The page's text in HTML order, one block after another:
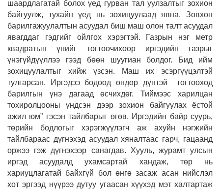
шаардлагатай болох үед гурван тал уулзалтыг зохион
байгуулж, тухайн үед нь зохицуулаад явна. Зөвхөн
барилгажуулалтын асуудал биш маш олон талт асуудал
явагддаг гэдгийг ойлгох хэрэгтэй. Газрын нэг метр
квадратын үнийг тогтоочихоор иргэдийн газрыг
үнэгүйдүүллээ гээд бөөн шуугиан болдог. Бид ийм
зохицуулалтыг хийж үзсэн. Маш их эсэргүүцэлтэй
тулгарсан. Иргэдээ бодоод өндөр дүнтэй тогтооход
барилгын үнэ дагаад өсчихдөг. Тиймээс харилцан
тохиролцооны үндсэн дээр зохион байгуулах ёстой
ажил юм” гэсэн тайлбарыг өгөв. Иргэдийн байр суурь,
төрийн бодлогыг хэрэгжүүлэгч аж ахуйн нэгжийн
тайлбараас дүгнэхэд асуудал хяналтаас гарч, гацаанд
оржээ гэж дүгнэхээр санагдав. Хууль, журамт улсын
иргэд асуудалд ухамсартай хандаж, төр нь
хариуцлагатай байхгүй бол өнгө засаж асан нийслэл
хот эргээд нүүрээ дутуу угаасан хүүхэд мэт халтартаж